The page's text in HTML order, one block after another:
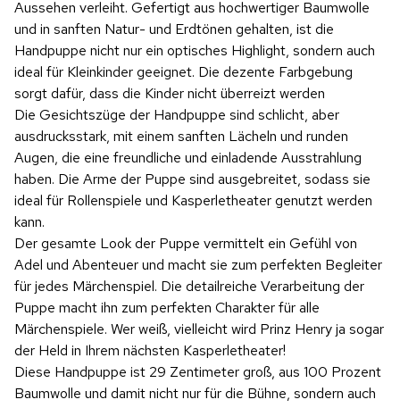
Aussehen verleiht. Gefertigt aus hochwertiger Baumwolle
und in sanften Natur- und Erdtönen gehalten, ist die
Handpuppe nicht nur ein optisches Highlight, sondern auch
ideal für Kleinkinder geeignet. Die dezente Farbgebung
sorgt dafür, dass die Kinder nicht überreizt werden
Die Gesichtszüge der Handpuppe sind schlicht, aber
ausdrucksstark, mit einem sanften Lächeln und runden
Augen, die eine freundliche und einladende Ausstrahlung
haben. Die Arme der Puppe sind ausgebreitet, sodass sie
ideal für Rollenspiele und Kasperletheater genutzt werden
kann.
Der gesamte Look der Puppe vermittelt ein Gefühl von
Adel und Abenteuer und macht sie zum perfekten Begleiter
für jedes Märchenspiel. Die detailreiche Verarbeitung der
Puppe macht ihn zum perfekten Charakter für alle
Märchenspiele. Wer weiß, vielleicht wird Prinz Henry ja sogar
der Held in Ihrem nächsten Kasperletheater!
Diese Handpuppe ist 29 Zentimeter groß, aus 100 Prozent
Baumwolle und damit nicht nur für die Bühne, sondern auch